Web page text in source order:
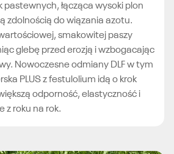
pastewnych, łącząca wysoki plon
zdolnością do wiązania azotu.
smakowitej paszy
glebę przed erozją i wzbogacając
Nowoczesne odmiany DLF w tym
PLUS z festulolium idą o krok
odporność, elastyczność i
z roku na rok.